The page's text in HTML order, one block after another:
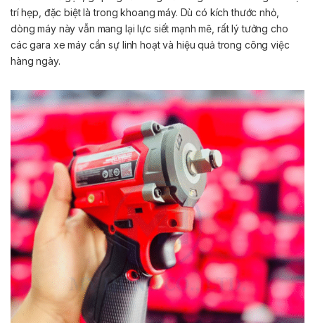
trí hẹp, đặc biệt là trong khoang máy. Dù có kích thước nhỏ,
dòng máy này vẫn mang lại lực siết mạnh mẽ, rất lý tưởng cho
các gara xe máy cần sự linh hoạt và hiệu quả trong công việc
hàng ngày.